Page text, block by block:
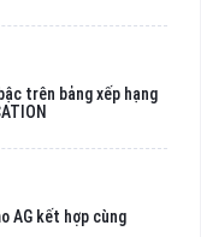
trên bảng xếp hạng
AG kết hợp cùng